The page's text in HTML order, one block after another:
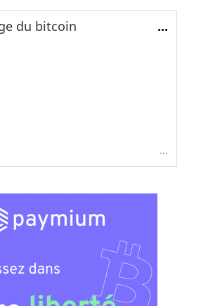
du bitcoin ...
...